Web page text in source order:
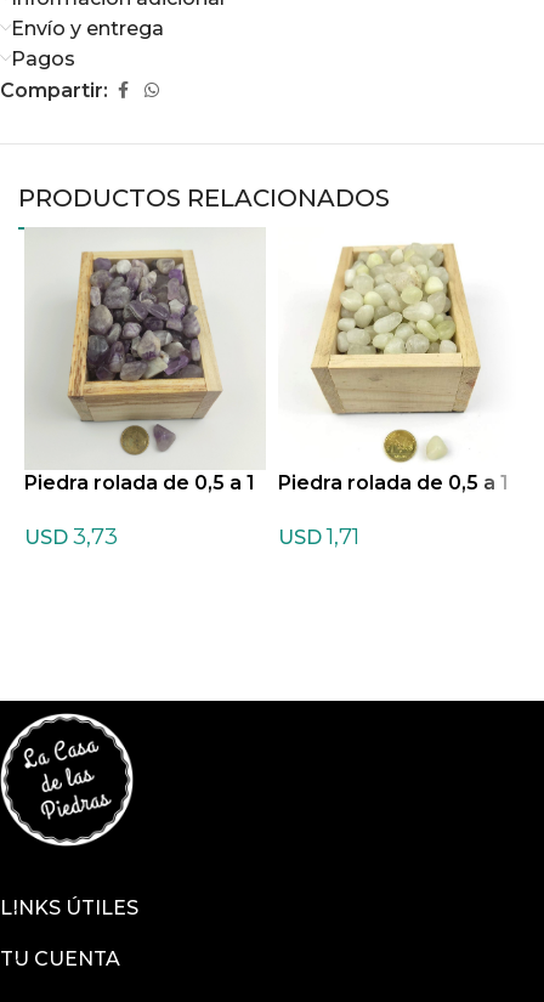
Envío y entrega
Pagos
Compartir:
PRODUCTOS RELACIONADOS
Piedra rolada de 0,5 a 1
n
USD 3,73
Piedra rolada de 0,5 a 1
USD 1,71
LINKS ÚTILES
TU CUENTA